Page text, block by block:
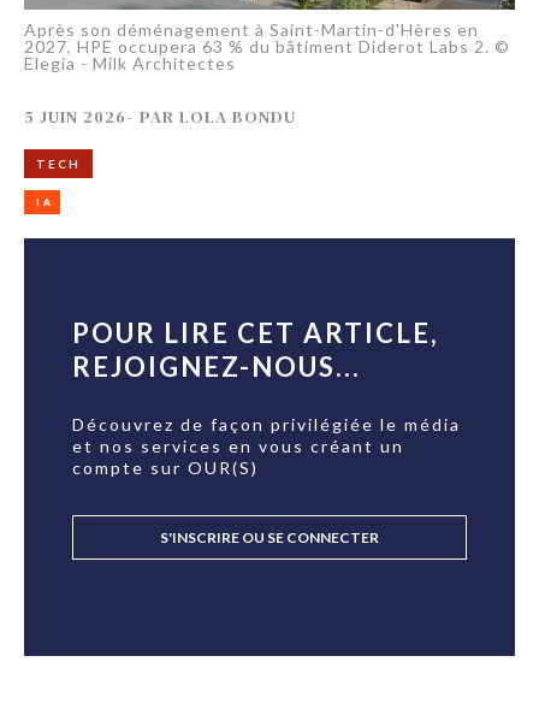
Après son déménagement à Saint-Martin-d'Hères en
2027, HPE occupera 63 % du bâtiment Diderot Labs 2. ©
Elegia - Milk Architectes
5 JUIN 2026- PAR LOLA BONDU
TECH
IA
POUR LIRE CET ARTICLE,
REJOIGNEZ-NOUS...
Découvrez de façon privilégiée le média
et nos services en vous créant un
compte sur OUR(S)
S'INSCRIRE OU SE CONNECTER